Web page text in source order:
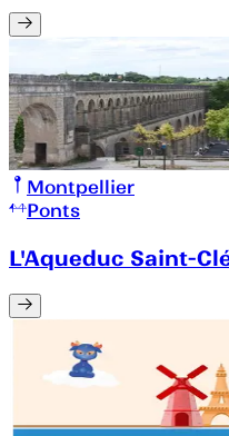
Montpellier
Ponts
L'Aqueduc Saint-